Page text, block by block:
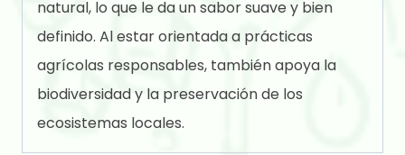
natural, lo que le da un sabor suave y bien
definido. Al estar orientada a prácticas
agrícolas responsables, también apoya la
biodiversidad y la preservación de los
ecosistemas locales.